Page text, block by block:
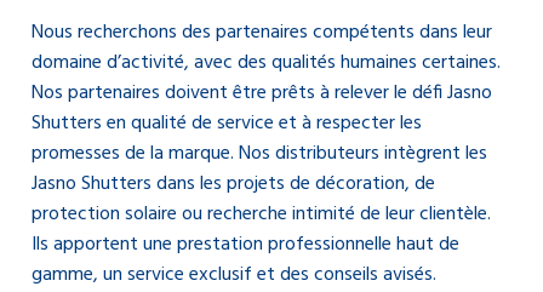
Nous recherchons des partenaires compétents dans leur
domaine d’activité, avec des qualités humaines certaines.
Nos partenaires doivent être prêts à relever le défi Jasno
Shutters en qualité de service et à respecter les
promesses de la marque. Nos distributeurs intègrent les
Jasno Shutters dans les projets de décoration, de
protection solaire ou recherche intimité de leur clientèle.
Ils apportent une prestation professionnelle haut de
gamme, un service exclusif et des conseils avisés.